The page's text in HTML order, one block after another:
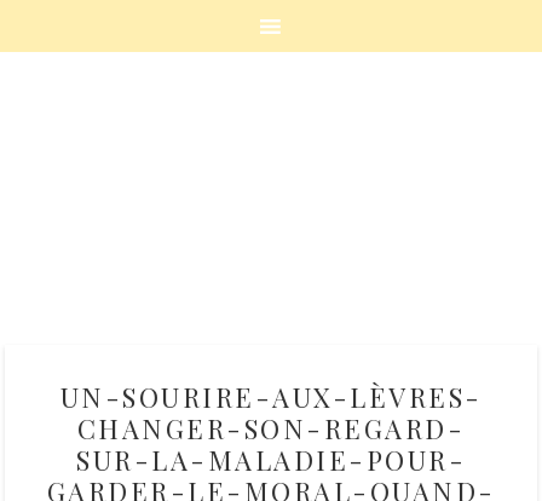
UN-SOURIRE-AUX-LÈVRES-
CHANGER-SON-REGARD-
SUR-LA-MALADIE-POUR-
GARDER-LE-MORAL-QUAND-